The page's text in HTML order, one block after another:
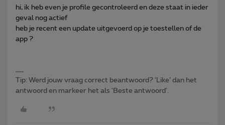
hi, ik heb even je profile gecontroleerd en deze staat in ieder
geval nog actief
heb je recent een update uitgevoerd op je toestellen of de
app ?
Tip: Werd jouw vraag correct beantwoord? ‘Like’ dan het
antwoord en markeer het als 'Beste antwoord'.